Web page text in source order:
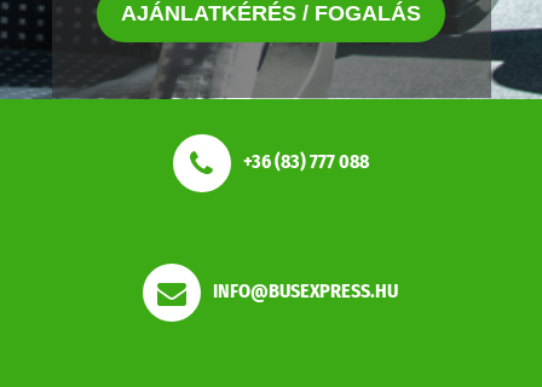
AJÁNLATKÉRÉS / FOGALÁS
+36 (83) 777 088
INFO@BUSEXPRESS.HU